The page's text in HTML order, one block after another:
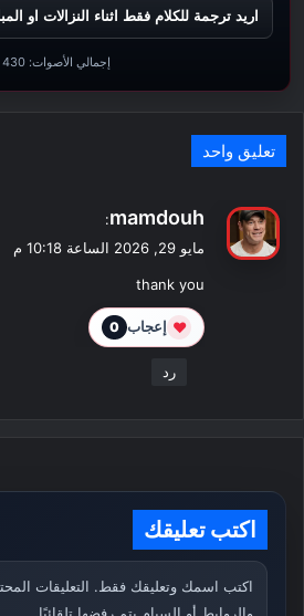
اريد ترجمة للكلام فقط اثناء النزالات او
إجمالي الأصوات: 430
تعليق واحد
ي
ل
mamdouh
:
مايو 29, 2026 الساعة 10:18 م
thank you
❤ إعجاب 0
رد
اكتب تعليقك
اكتب اسمك وتعليقك فقط. التعليقات